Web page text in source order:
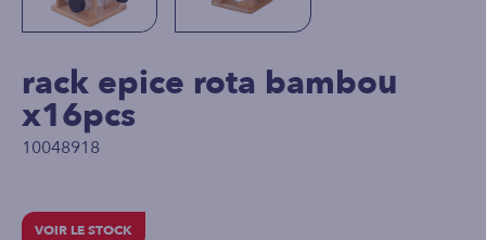
rack epice rota bambou
x16pcs
10048918
VOIR LE STOCK